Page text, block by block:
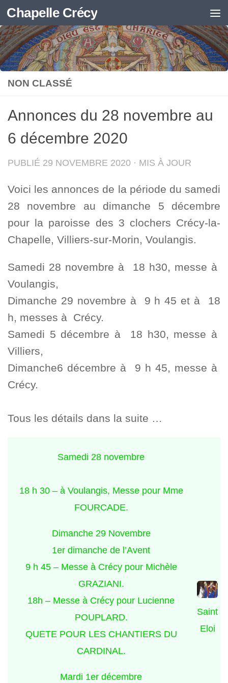
Skip to content
Chapelle Crécy
NON CLASSÉ
Annonces du 28 novembre au
6 décembre 2020
PUBLIÉ 29 NOVEMBRE 2020 · MIS À JOUR
Voici les annonces de la période du samedi
28 novembre au dimanche 5 décembre
pour la paroisse des 3 clochers Crécy-la-
Chapelle, Villiers-sur-Morin, Voulangis.
Samedi 28 novembre à 18 h30, messe à
Voulangis,
Dimanche 29 novembre à 9 h 45 et à 18
h, messes à Crécy.
Samedi 5 décembre à 18 h30, messe à
Villiers,
Dimanche6 décembre à 9 h 45, messe à
Crécy.
Tous les détails dans la suite …
Samedi 28 novembre
18 h 30 – à Voulangis, Messe pour Mme
FOURCADE.
Dimanche 29 Novembre
1er dimanche de l’Avent
9 h 45 – Messe à Crécy pour Michèle
GRAZIANI.
18h – Messe à Crécy pour Lucienne
POUPLARD.
QUETE POUR LES CHANTIERS DU
CARDINAL.
Mardi 1er décembre
Saint
Eloi